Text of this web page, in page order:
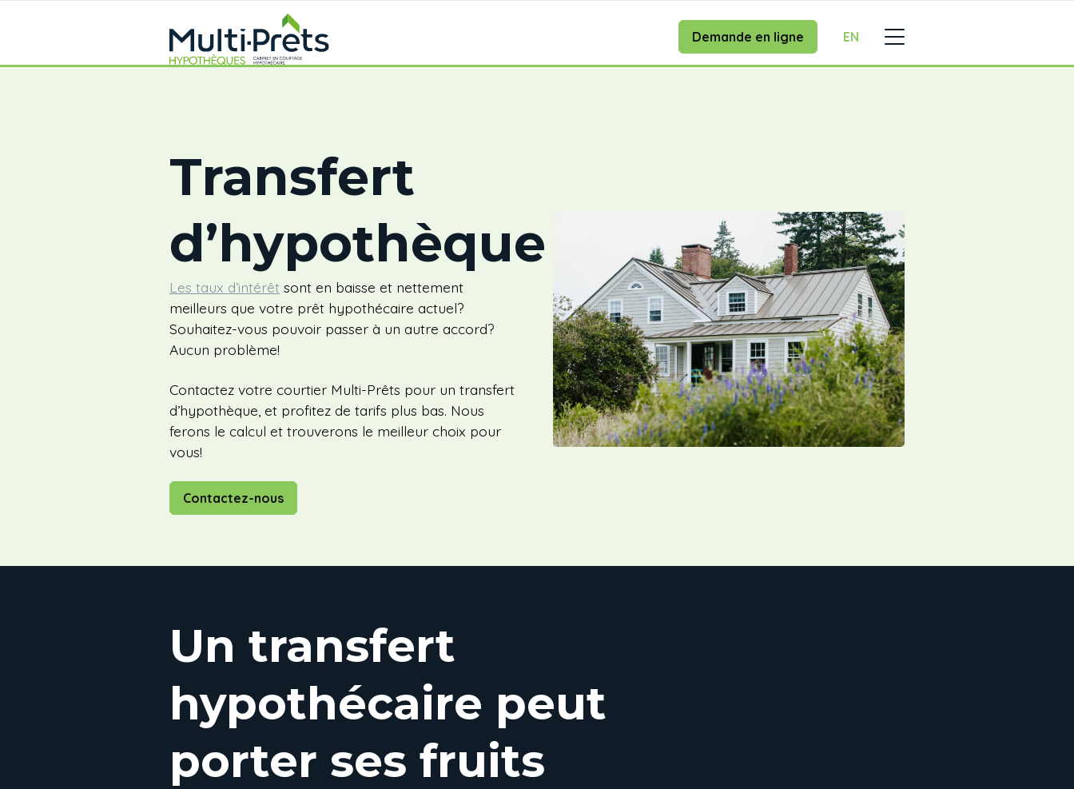
Demande en ligne EN
Transfert
d’hypothèque
Les taux d’intérêt sont en baisse et nettement
meilleurs que votre prêt hypothécaire actuel?
Souhaitez-vous pouvoir passer à un autre accord?
Aucun problème!
Contactez votre courtier Multi-Prêts pour un transfert
d’hypothèque, et profitez de tarifs plus bas. Nous
ferons le calcul et trouverons le meilleur choix pour
vous!
Contactez-nous
Un transfert
hypothécaire peut
porter ses fruits